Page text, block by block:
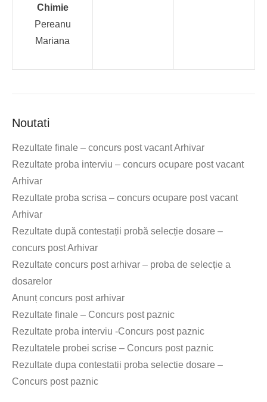
Chimie
Pereanu
Mariana
Noutati
Rezultate finale – concurs post vacant Arhivar
Rezultate proba interviu – concurs ocupare post vacant
Arhivar
Rezultate proba scrisa – concurs ocupare post vacant
Arhivar
Rezultate după contestații probă selecție dosare –
concurs post Arhivar
Rezultate concurs post arhivar – proba de selecție a
dosarelor
Anunț concurs post arhivar
Rezultate finale – Concurs post paznic
Rezultate proba interviu -Concurs post paznic
Rezultatele probei scrise – Concurs post paznic
Rezultate dupa contestatii proba selectie dosare –
Concurs post paznic